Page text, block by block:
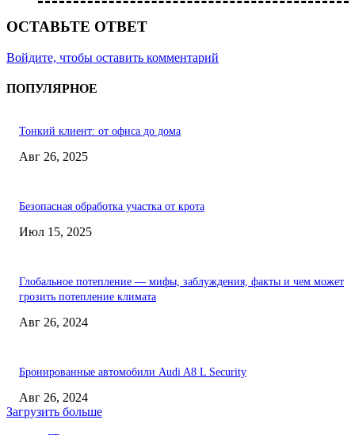
ОСТАВЬТЕ ОТВЕТ
Войдите, чтобы оставить комментарий
ПОПУЛЯРНОЕ
Тонкий клиент: от офиса до дома
Авг 26, 2025
Безопасная обработка участка от крота
Июл 15, 2025
Глобальное потепление — мифы, заблуждения, факты и чем может
грозить потепление климата
Авг 26, 2024
Бронированные автомобили Audi A8 L Security
Авг 26, 2024
Загрузить больше